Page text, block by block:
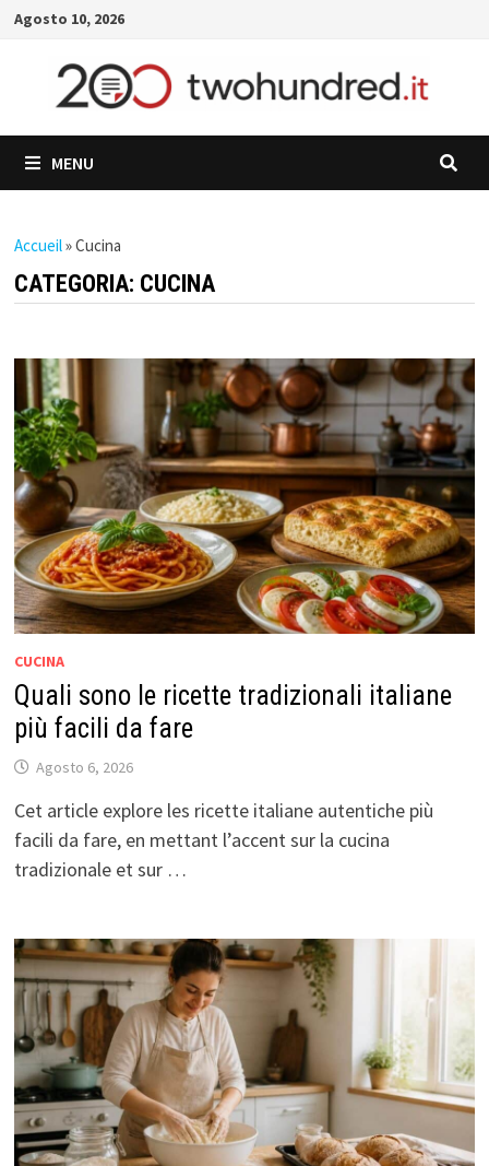
Skip
content
Agosto 10, 2026
MENU
Accueil»Cucina
CATEGORIA: CUCINA
CUCINA
Quali sono le ricette tradizionali italiane
più facili da fare
Agosto 6, 2026
Cet article explore les ricette italiane autentiche più
facili da fare, en mettant l’accent sur la cucina
tradizionale et sur …